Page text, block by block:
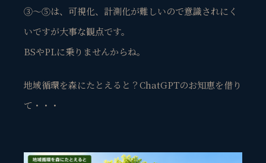
③〜⑤は、可視化、計測化が難しいので意識されにく
いですが大事な観点です。
BSやPLに乗りませんからね。
地域循環を森にたとえると？ChatGPTのお知恵を借り
て・・・